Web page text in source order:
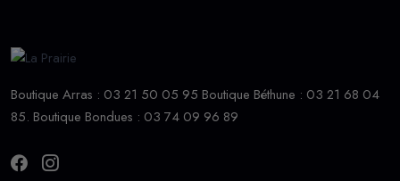
Boutique Arras : 03 21 50 05 95 Boutique Béthune : 03 21 68 04
85. Boutique Bondues : 03 74 09 96 89